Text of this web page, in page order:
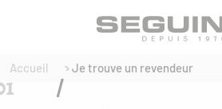
Accueil Je trouve un revendeur